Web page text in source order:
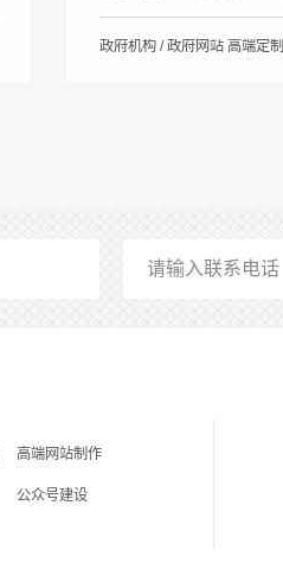
政府机构 / 政府网站 高端定制
高端网站制作
公众号建设